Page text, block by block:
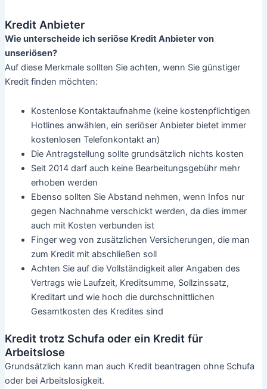
Finanzen
Ein günstiger Kredit – Aktuelle Angebote für
Sparer
Aktuelle Angebote für einen
günstigen und seriösen Kredit
Jeder der einen Kredit beantragen möchte, sollte erst einmal
mit Hilfe eines Kreditvergleichsrechner ein Angebot mit einem
möglichst geringen Zinssatz ermitteln, bevor er Kreditanträge
bei Kreditvermittlern stellt.
Aber nicht nur ein günstiger Zinssatz ist wichtig wenn man
einen Kredit beantragen möchte, sondern es ist auch wichtig
auf sonstige Gebühren achten. So kann man sich durch einen
gründlichen Kredit Vergleich mit einem Kredit Rechner durchaus
mehrere Hundert Euro im Jahr an Kosten einsparen.
Kredit Anbieter
unseriösen?
Auf diese Merkmale sollten Sie achten, wenn Sie günstiger
Kredit finden möchten: